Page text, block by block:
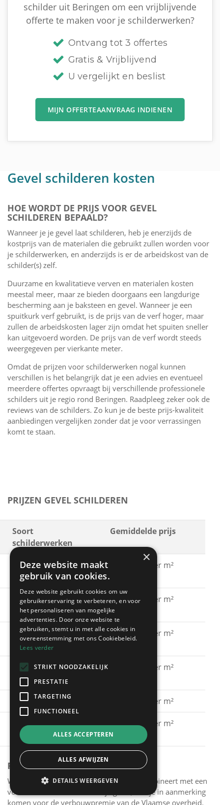
schilder uit Beringen om een vrijblijvende
offerte te maken voor je schilderwerken?
Ontvang tot 3 offertes
Gratis & Vrijblijvend
U vergelijkt en beslist
MIJN OFFERTEAANVRAAG INDIENEN
Gevel schilderen kosten
HOE WORDT DE PRIJS VOOR GEVEL
SCHILDEREN BEPAALD?
Wanneer je je gevel laat schilderen, heb je enerzijds de
kostprijs van de materialen die gebruikt zullen worden voor
je schilderwerken, en anderzijds is er de arbeidskost van de
schilder(s) zelf.
Duurzame en kwalitatieve verven en materialen kosten
meestal meer, maar ze bieden doorgaans een langdurige
bescherming aan je baksteen en gevel. Wanneer je een
spuitkurk verf gebruikt, is de prijs van de verf hoger, maar
zullen de arbeidskosten lager zijn omdat het spuiten sneller
kan uitgevoerd worden. De prijs van de verf wordt steeds
weergegeven per vierkante meter.
Omdat de prijzen voor schilderwerken nogal kunnen
verschillen is het belangrijk dat je een advies en eventueel
meerdere offertes opvraagt bij verschillende professionele
schilders uit je regio rond Beringen. Raadpleeg zeker ook de
reviews van de schilders. Zo kun je de beste prijs-kwaliteit
aanbiedingen vergelijken zonder dat je voor verrassingen
komt te staan.
PRIJZEN GEVEL SCHILDEREN
Soort
schilderwerken
Gemiddelde prijs
Gevel schilderen met
acrylaatverf
€ 15 - € 30 per m²
Gevel schilderen met
silicaatverf
€ 15 - € 30 per m²
Gevel schilderen met
hybride verf
€ 20 - € 40 per m²
Gevel schilderen met
spuitkurk
€ 40 - € 60 per m²
Gevel kaleien € 25 - € 40 per m²
Gevel verven met een
primer
€ 15 - € 30 per m²
PREMIES
Wanneer je het schilderen van je gevel combineert met een
verbeterde muurisolatie van je gevel, kun je in aanmerking
komen voor de verbouwpremie van de Vlaamse overheid.
×
Deze website maakt
gebruik van cookies.
Deze website gebruikt cookies om uw
gebruikerservaring te verbeteren, en voor
het personaliseren van mogelijke
advertenties. Door onze website te
gebruiken, stemt u in met alle cookies in
overeenstemming met ons Cookiebeleid.
Lees verder
STRIKT NOODZAKELIJK
PRESTATIE
TARGETING
FUNCTIONEEL
ALLES ACCEPTEREN
ALLES AFWIJZEN
DETAILS WEERGEVEN